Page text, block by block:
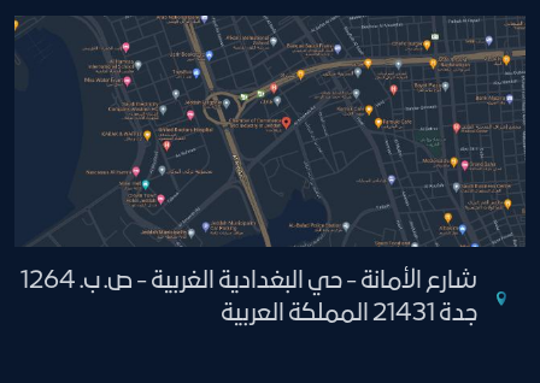
شارع الأمانة - حي البغدادية الغربية - ص. ب. 1264
جدة 21431 المملكة العربية